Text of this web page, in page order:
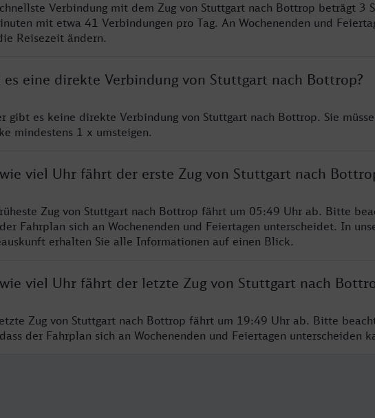
Verbindung mit dem Zug von Stuttgart nach Bottrop beträgt 3
mit etwa 41 Verbindungen pro Tag. An Wochenenden und
Reisezeit ändern.
es eine direkte Verbindung von Stuttgart nach Bottrop?
gibt es keine direkte Verbindung von Stuttgart nach Bottrop. Sie
mindestens 1 x umsteigen.
viel Uhr fährt der erste Zug von Stuttgart nach
Zug von Stuttgart nach Bottrop fährt um 05:49 Uhr ab. Bitte
Fahrplan sich an Wochenenden und Feiertagen unterscheidet. In
erhalten Sie alle Informationen auf einen Blick.
viel Uhr fährt der letzte Zug von Stuttgart nach
Zug von Stuttgart nach Bottrop fährt um 19:49 Uhr ab. Bitte
der Fahrplan sich an Wochenenden und Feiertagen unterscheiden